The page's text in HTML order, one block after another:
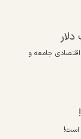
اقتصادی جامعه و
است!